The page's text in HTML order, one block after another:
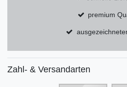
premium
Zahl- & Versandarten